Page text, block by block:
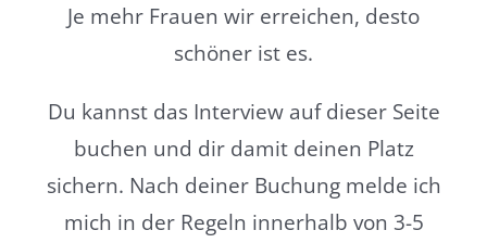
Je mehr Frauen wir erreichen, desto
schöner ist es.
Du kannst das Interview auf dieser Seite
buchen und dir damit deinen Platz
sichern. Nach deiner Buchung melde ich
mich in der Regeln innerhalb von 3-5